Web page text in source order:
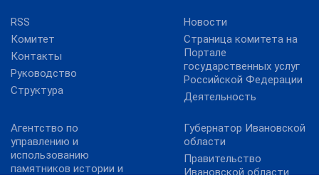
RSS
Комитет
Контакты
Руководство
Структура
Новости
Страница комитета на
Портале
государственных услуг
Российской Федерации
Деятельность
Агентство по
управлению и
использованию
памятников истории и
Губернатор Ивановской
области
Правительство
Ивановской области